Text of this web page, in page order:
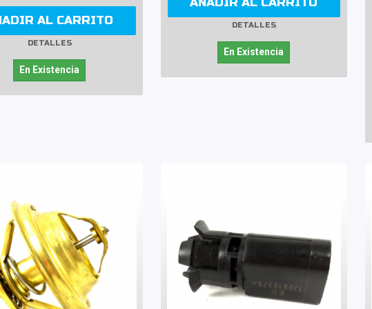
AL CARRITO
DETALLES
En Existencia
DETALLES
En Existencia